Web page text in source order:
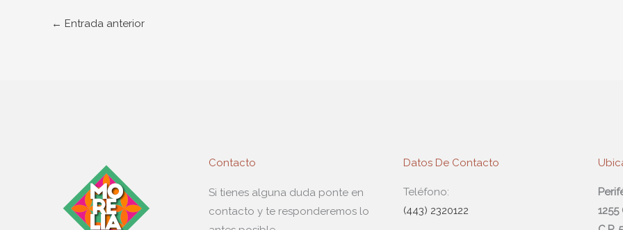
← Entrada anterior
Contacto
Si tienes alguna duda ponte en
contacto y te responderemos lo
Datos De Contacto
Teléfono:
(443) 2320122